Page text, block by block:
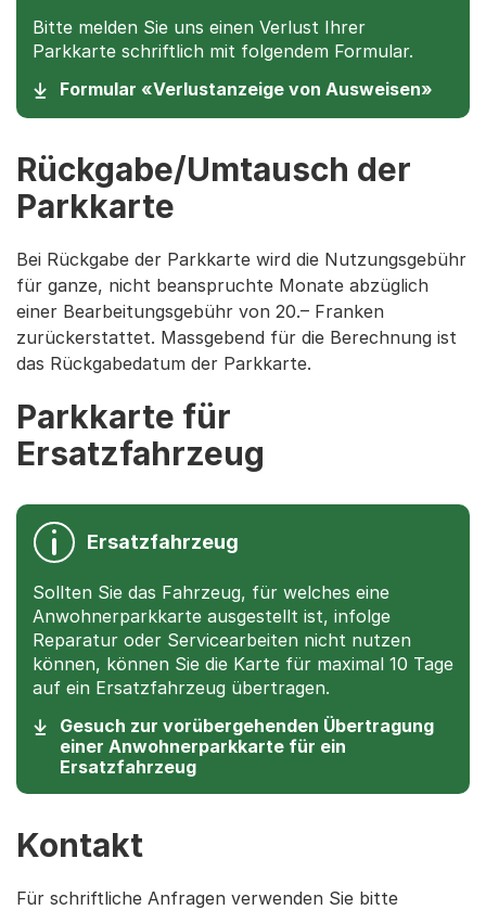
Bitte melden Sie uns einen Verlust Ihrer
Parkkarte schriftlich mit folgendem Formular.
Formular «Verlustanzeige von Ausweisen»
Rückgabe/Umtausch der
Parkkarte
Bei Rückgabe der Parkkarte wird die Nutzungsgebühr
für ganze, nicht beanspruchte Monate abzüglich
einer Bearbeitungsgebühr von 20.– Franken
zurückerstattet. Massgebend für die Berechnung ist
das Rückgabedatum der Parkkarte.
Parkkarte für
Ersatzfahrzeug
Ersatzfahrzeug
Sollten Sie das Fahrzeug, für welches eine
Anwohnerparkkarte ausgestellt ist, infolge
Reparatur oder Servicearbeiten nicht nutzen
können, können Sie die Karte für maximal 10 Tage
auf ein Ersatzfahrzeug übertragen.
Gesuch zur vorübergehenden Übertragung
einer Anwohnerparkkarte für ein
Ersatzfahrzeug(Startet einen Download)
Kontakt
Für schriftliche Anfragen verwenden Sie bitte